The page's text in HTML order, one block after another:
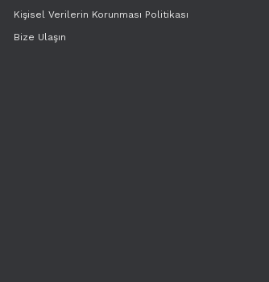
Kişisel Verilerin Korunması Politikası
Bize Ulaşın